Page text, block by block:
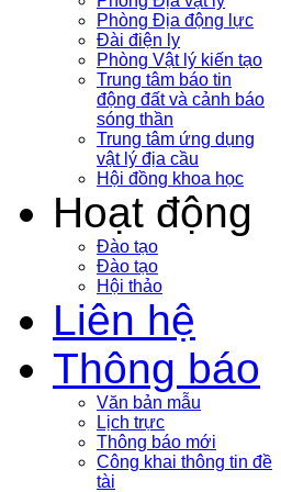
Phòng Địa động lực
Đài điện ly
Phòng Vật lý kiến tạo
Trung tâm báo tin
động đất và cảnh báo
sóng thần
Trung tâm ứng dụng
vật lý địa cầu
Hội đồng khoa học
Hoạt động
Đào tạo
Đào tạo
Hội thảo
Liên hệ
Thông báo
Văn bản mẫu
Lịch trực
Thông báo mới
Công khai thông tin đề
tài